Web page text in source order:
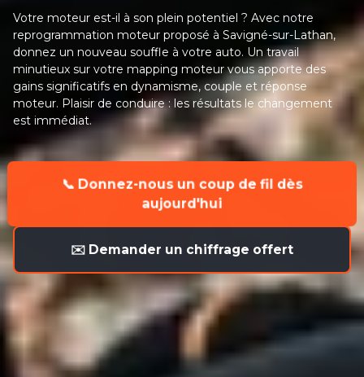
Votre moteur est-il à son plein potentiel ? Avec notre
reprogrammation moteur proposé à Savigné-sur-Lathan,
donnez un nouveau souffle à votre auto. Un travail
minutieux sur votre mapping moteur vous apporte des
gains significatifs en dynamisme, couple et réponse
moteur. Plaisir de conduire : les résultats le changement
est immédiat.
📞 Donnez-nous un coup de fil dès
aujourd'hui
✉️ Demander un chiffrage offert